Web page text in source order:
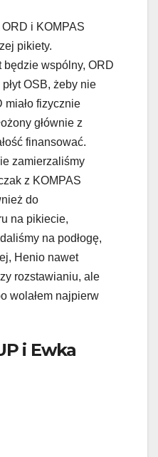
i KOMPAS
pikiety.
będzie wspólny, ORD
płyt OSB, żeby nie
miało fizycznie
głównie z
finansować.
zamierzaliśmy
z KOMPAS
do
na pikiecie,
na podłogę,
Henio nawet
rozstawianiu, ale
wolałem najpierw
i Ewka